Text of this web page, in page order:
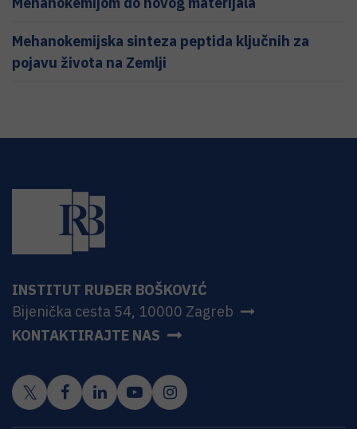
Mehanokemijska sinteza peptida ključnih za
pojavu života na Zemlji
INSTITUT RUĐER BOŠKOVIĆ
Bijenička cesta 54, 10000 Zagreb
KONTAKTIRAJTE NAS